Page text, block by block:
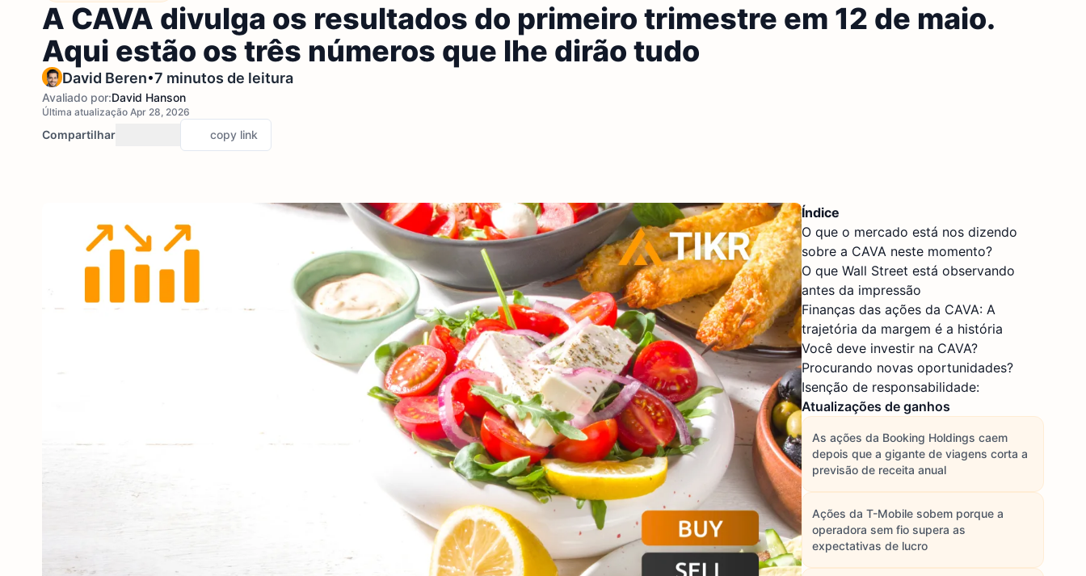
A CAVA divulga os resultados do primeiro trimestre em 12 de maio.
Aqui estão os três números que lhe dirão tudo
David Beren•7 minutos de leitura
Avaliado por:David Hanson
Última atualização Apr 28, 2026
Compartilhar copy link
Índice
O que o mercado está nos dizendo
sobre a CAVA neste momento?
O que Wall Street está observando
antes da impressão
Finanças das ações da CAVA: A
trajetória da margem é a história
Você deve investir na CAVA?
Procurando novas oportunidades?
Isenção de responsabilidade:
Atualizações de ganhos
As ações da Booking Holdings caem
depois que a gigante de viagens corta a
previsão de receita anual
Ações da T-Mobile sobem porque a
operadora sem fio supera as
expectativas de lucro